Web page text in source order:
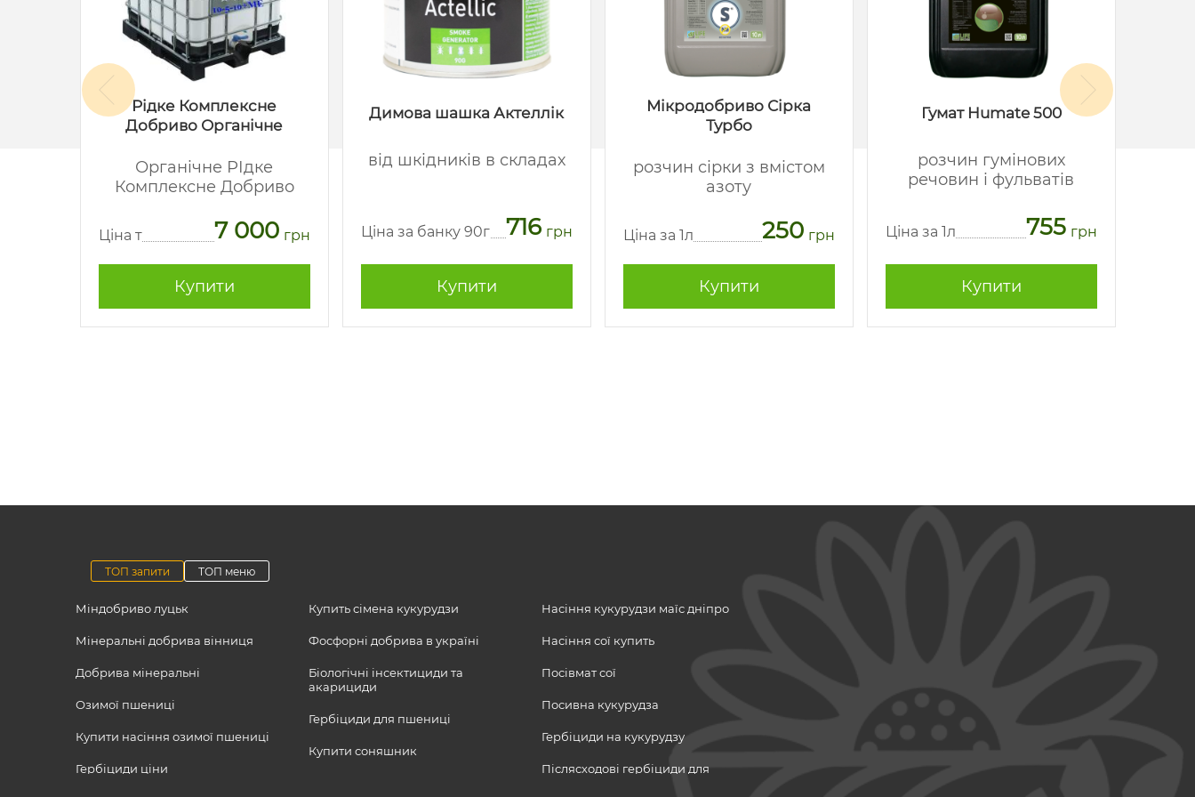
Рідке Комплексне
Добриво Органічне
Органічне РІдке
Комплексне Добриво
Ціна т 7 000 грн
Купити
Димова шашка Актеллік
від шкідників в складах
Ціна за банку 90г 716 грн
Купити
Мікродобриво Сірка
Турбо
розчин сірки з вмістом
азоту
Ціна за 1л 250 грн
Купити
Гумат Humate 500
розчин гумінових
речовин і фульватів
Ціна за 1л 755 грн
Купити
ТОП запити ТОП меню
Міндобриво луцьк
Мінеральні добрива вінниця
Добрива мінеральні
Озимої пшениці
Купити насіння озимої пшениці
Гербіциди ціни
Купить сімена кукурудзи
Фосфорні добрива в україні
Біологічні інсектициди та
акарициди
Гербіциди для пшениці
Купити соняшник
Насіння кукурудзи маїс дніпро
Насіння сої купить
Посівмат сої
Посивна кукурудза
Гербіциди на кукурудзу
Післясходові гербіциди для